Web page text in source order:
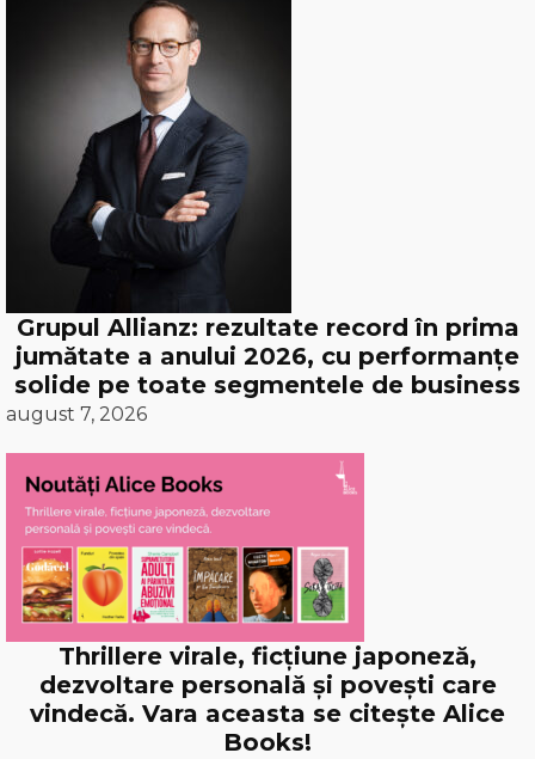
Grupul Allianz: rezultate record în prima
jumătate a anului 2026, cu performanțe
solide pe toate segmentele de business
august 7, 2026
Thrillere virale, ficțiune japoneză,
dezvoltare personală și povești care
vindecă. Vara aceasta se citește Alice
Books!